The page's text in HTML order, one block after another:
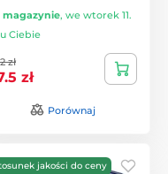
magazynie, we wtorek 11.
Ciebie
zł
zł
Porównaj
jakości do ceny